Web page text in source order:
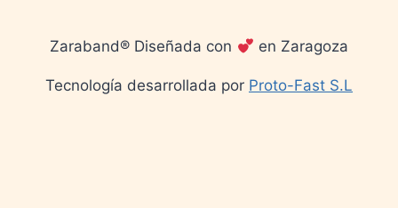
Zaraband® Diseñada con en Zaragoza
Tecnología desarrollada por Proto-Fast S.L